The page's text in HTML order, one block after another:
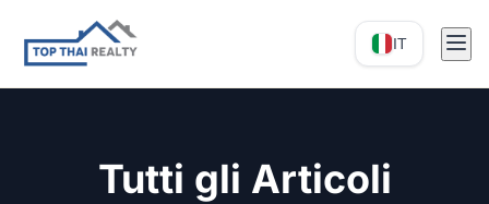
IT
Tutti gli Articoli